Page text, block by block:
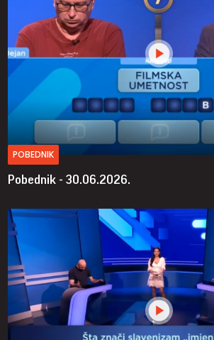
POBEDNIK
Pobednik - 30.06.2026.